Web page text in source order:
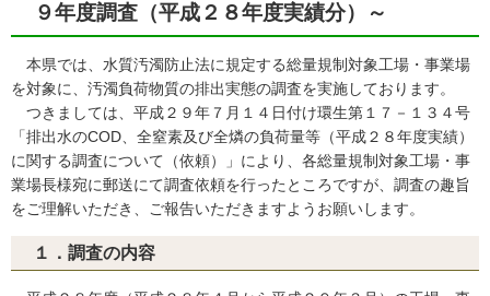
９年度調査（平成２８年度実績分）～
本県では、水質汚濁防止法に規定する総量規制対象工場・事業場
を対象に、汚濁負荷物質の排出実態の調査を実施しております。
つきましては、平成２９年７月１４日付け環生第１７－１３４号
「排出水のCOD、全窒素及び全燐の負荷量等（平成２８年度実績）
に関する調査について（依頼）」により、各総量規制対象工場・事
業場長様宛に郵送にて調査依頼を行ったところですが、調査の趣旨
をご理解いただき、ご報告いただきますようお願いします。
１．調査の内容